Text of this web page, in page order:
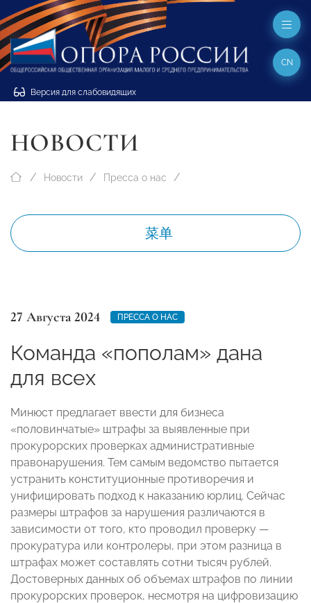
Версия для слабовидящих
CN
НОВОСТИ
Новости Пресса о нас
菜单
27 Августа 2024 ПРЕССА О НАС
Команда «пополам» дана
для всех
Минюст предлагает ввести для бизнеса
«половинчатые» штрафы за выявленные при
прокурорских проверках административные
правонарушения. Тем самым ведомство пытается
устранить конституционные противоречия и
унифицировать подход к наказанию юрлиц. Сейчас
размеры штрафов за нарушения различаются в
зависимости от того, кто проводил проверку —
прокуратура или контролеры, при этом разница в
штрафах может составлять сотни тысяч рублей.
Достоверных данных об объемах штрафов по линии
прокурорских проверок, несмотря на цифровизацию